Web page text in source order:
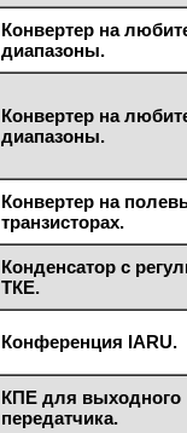
Конвертер на
диапазоны.
Конвертер на
диапазоны.
Конвертер на
транзисторах.
Конденсатор с
ТКЕ.
Конференция IARU.
КПЕ для выходного
передатчика.